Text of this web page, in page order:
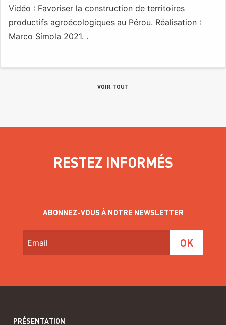
Vidéo : Favoriser la construction de territoires
productifs agroécologiques au Pérou. Réalisation :
Marco Símola 2021. .
VOIR TOUT
RESTEZ INFORMÉS
ABONNEZ-VOUS À NOTRE NEWSLETTER
PRÉSENTATION